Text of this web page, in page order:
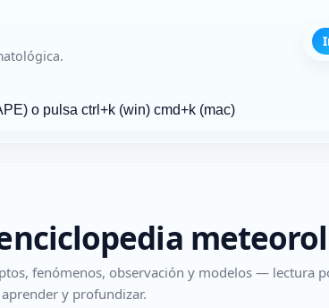
fenómenos, observación y modelos — lectura
y profundizar.